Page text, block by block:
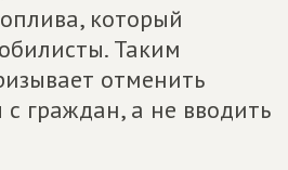
который
Таким
отменить
граждан, а не вводить